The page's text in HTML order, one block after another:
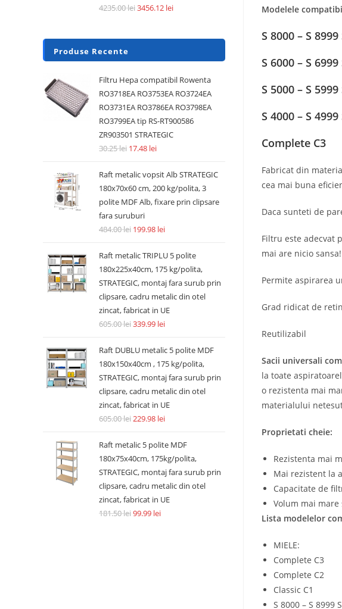
Modelele
S 8000 – S 8999
S 6000 – S 6999
S 5000 – S 5999
S 4000 – S 4999
Complete C3
Fabricat din
cea mai buna
Daca sunteti de
Filtru este adecvat
mai are nicio sansa!
Permite aspirarea
Grad ridicat de
Reutilizabil
Sacii universali
la toate
o rezistenta mai
materialului
Proprietati cheie:
Rezistenta mai
Mai rezistent la
Capacitate de
Volum mai
Lista modelelor
MIELE:
Complete C3
Complete C2
Classic C1
S 8000 – S 8999
4235.00lei3456.12 lei
Produse Recente
Filtru Hepa compatibil Rowenta
RO3718EA RO3753EA RO3724EA
RO3731EA RO3786EA RO3798EA
RO3799EA tip RS-RT900586
ZR903501 STRATEGIC
30.25lei 17.48 lei
Raft metalic vopsit Alb STRATEGIC
180x70x60 cm, 200 kg/polita, 3
polite MDF Alb, fixare prin clipsare
fara suruburi
484.00lei 199.98 lei
Raft metalic TRIPLU 5 polite
180x225x40cm, 175 kg/polita,
STRATEGIC, montaj fara surub prin
clipsare, cadru metalic din otel
zincat, fabricat in UE
605.00lei339.99 lei
Raft DUBLU metalic 5 polite MDF
180x150x40cm , 175 kg/polita,
STRATEGIC, montaj fara surub prin
clipsare, cadru metalic din otel
zincat, fabricat in UE
605.00lei229.98 lei
Raft metalic 5 polite MDF
180x75x40cm, 175kg/polita,
STRATEGIC, montaj fara surub prin
clipsare, cadru metalic din otel
zincat, fabricat in UE
181.50lei99.99 lei